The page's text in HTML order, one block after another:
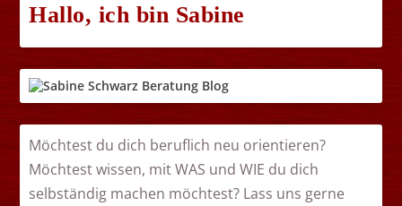
Hallo, ich bin Sabine
Möchtest du dich beruflich neu orientieren?
Möchtest wissen, mit WAS und WIE du dich
selbständig machen möchtest? Lass uns gerne